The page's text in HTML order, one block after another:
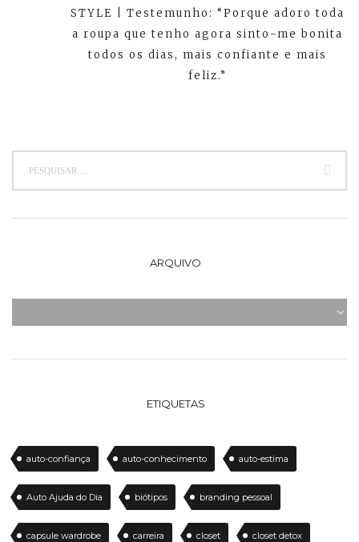
STYLE | Testemunho: “Porque adoro toda
a roupa que tenho agora sinto-me bonita
todos os dias, mais confiante e mais
feliz.”
ARQUIVO
ETIQUETAS
auto-confiança auto-conhecimento auto-estima
Auto Ajuda do Dia biótipos branding pessoal
capsule wardrobe carreira closet closet detox